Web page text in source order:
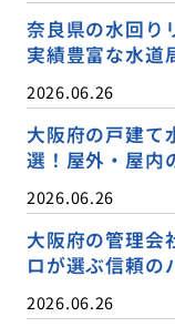
奈良県の水回り
実績豊富な水道
2026.06.26
大阪府の戸建て
選！屋外・屋内
2026.06.26
大阪府の管理会
ロが選ぶ信頼の
2026.06.26